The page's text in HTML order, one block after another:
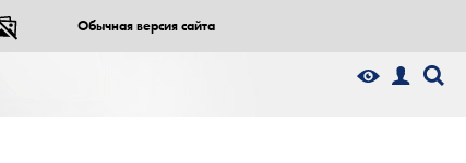
Обычная версия сайта